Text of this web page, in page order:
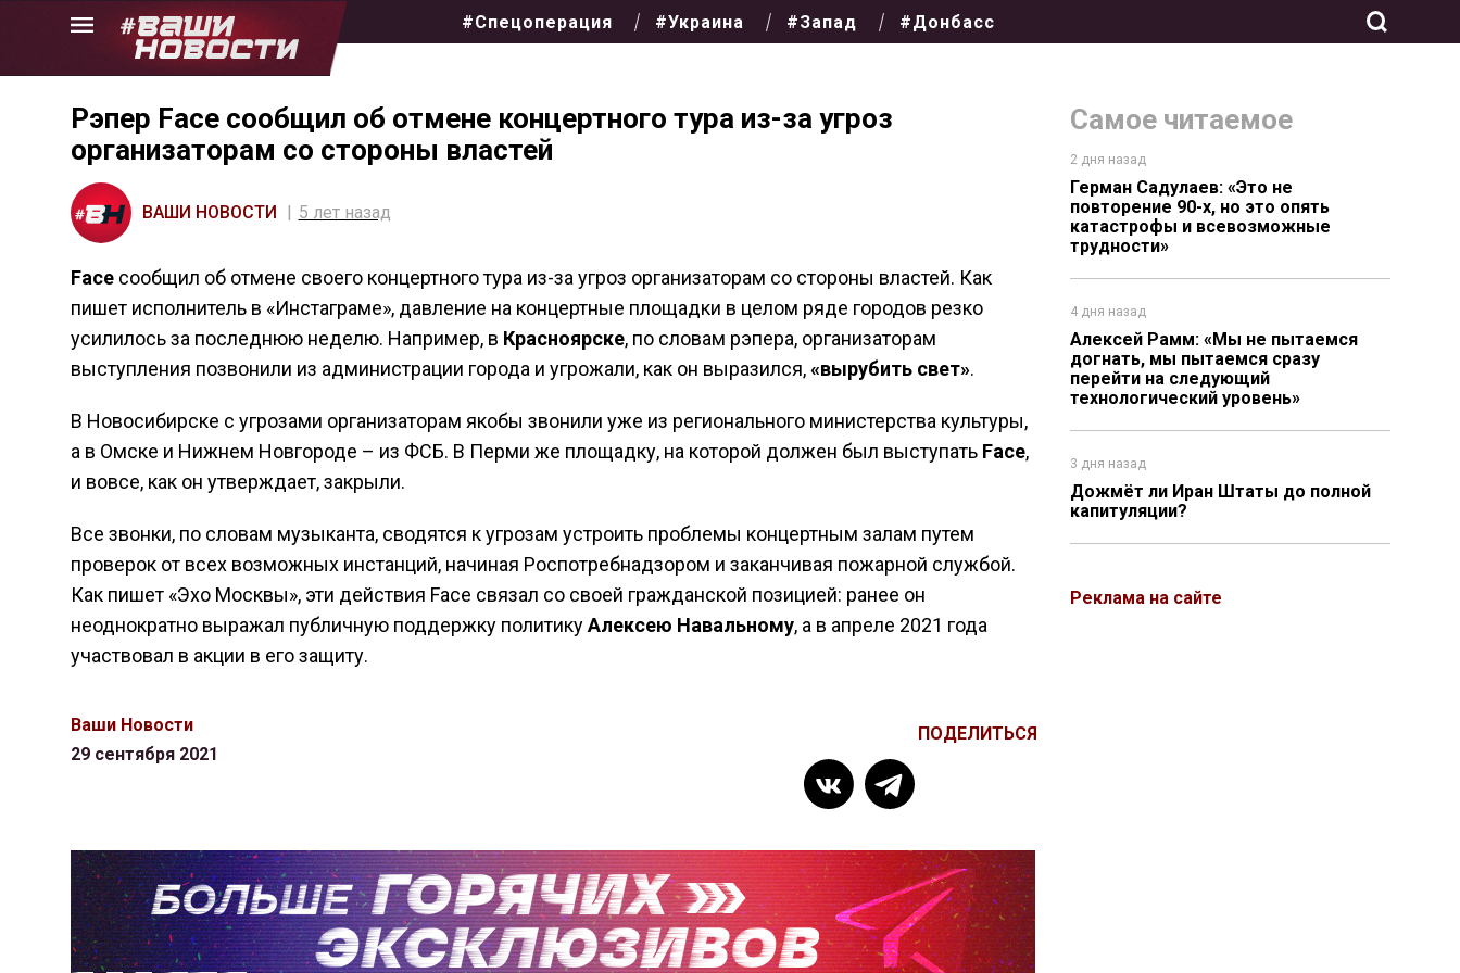
Skip
#Спецоперация #Украина #Запад #Донбасс
Самое читаемое
2 дня назад
Герман Садулаев: «Это не
повторение 90-х, но это опять
катастрофы и всевозможные
трудности»
4 дня назад
Алексей Рамм: «Мы не пытаемся
догнать, мы пытаемся сразу
перейти на следующий
технологический уровень»
3 дня назад
Дожмёт ли Иран Штаты до полной
капитуляции?
Реклама на сайте
Рэпер Face сообщил об отмене концертного тура из-за угроз
организаторам со стороны властей
ВАШИ НОВОСТИ 5 лет назад
Faceсообщил об отмене своего концертного тура из-за угроз организаторам со стороны властей. Как
пишет исполнитель в «Инстаграме», давление на концертные площадки в целом ряде городов резко
усилилось за последнюю неделю. Например, в Красноярске, по словам рэпера, организаторам
выступления позвонили из администрации города и угрожали, как он выразился,«вырубить свет».
В Новосибирске с угрозами организаторам якобы звонили уже из регионального министерства культуры,
а в Омске и Нижнем Новгороде – из ФСБ. В Перми же площадку, на которой должен был выступать Face,
и вовсе, как он утверждает, закрыли.
Все звонки, по словам музыканта, сводятся к угрозам устроить проблемы концертным залам путем
проверок от всех возможных инстанций, начиная Роспотребнадзором и заканчивая пожарной службой.
Как пишет «Эхо Москвы», эти действия Face связал со своей гражданской позицией: ранее он
неоднократно выражал публичную поддержку политикуАлексею Навальному, а в апреле 2021 года
участвовал в акции в его защиту.
Ваши Новости
29 сентября 2021
ПОДЕЛИТЬСЯ